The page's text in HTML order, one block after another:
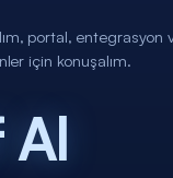
portal, entegrasyon
için konuşalım.
Al